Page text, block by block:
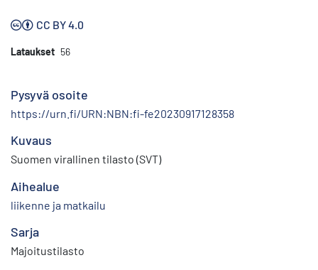
CC BY 4.0
Lataukset 56
Pysyvä osoite
https://urn.fi/URN:NBN:fi-fe20230917128358
Kuvaus
Suomen virallinen tilasto (SVT)
Aihealue
liikenne ja matkailu
Sarja
Majoitustilasto